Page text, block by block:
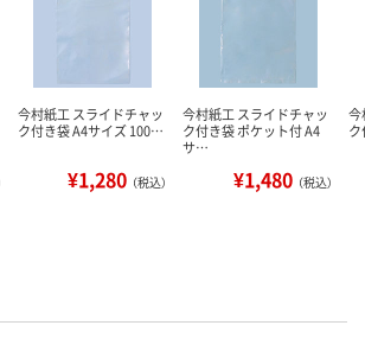
今村紙工 スライドチャッ
ク付き袋 A4サイズ 100…
¥1,280 （税込）
今村紙工 スライドチャッ
ク付き袋 ポケット付 A4
サ…
¥1,480 （税込）
今